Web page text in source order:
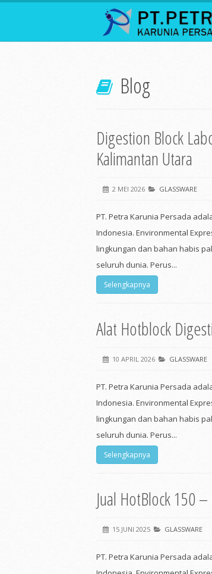
Blog
Digestion Block
Kalimantan Utara
2 MEI 2026 GLASSWARE
PT. Petra Karunia Persada
Indonesia. Environmental
lingkungan dan bahan habis
seluruh dunia. Perus...
Selengkapnya
Alat Hotblock
10 APRIL 2026 GLASSWARE
PT. Petra Karunia Persada
Indonesia. Environmental
lingkungan dan bahan habis
seluruh dunia. Perus...
Selengkapnya
Jual HotBlock 150
15 JUNI 2025 GLASSWARE
PT. Petra Karunia Persada